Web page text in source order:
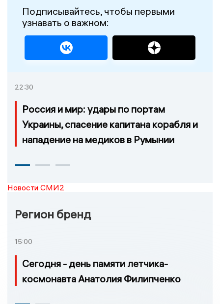
Подписывайтесь, чтобы первыми
узнавать о важном:
22:30
Россия и мир: удары по портам
Украины, спасение капитана корабля и
нападение на медиков в Румынии
Новости СМИ2
Регион бренд
15:00
Сегодня - день памяти летчика-
космонавта Анатолия Филипченко